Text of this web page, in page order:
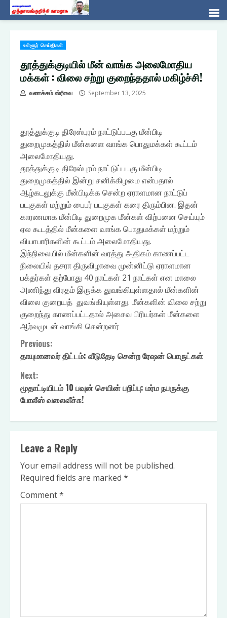
content
உள்ளூர் செய்திகள்
தூத்துக்குடியில் மீன் வாங்க அலைமோதிய
மக்கள் : விலை சற்று குறைந்ததால் மகிழ்ச்சி!
வணக்கம் ஸ்ரீவை September 13, 2025
தூத்துக்குடி திரேஸ்புரம் நாட்டுப்படகு மீன்பிடி
துறைமுகத்தில் மீன்களை வாங்க பொதுமக்கள் கூட்டம்
அலைமோதியது.
தூத்துக்குடி திரேஸ்புரம் நாட்டுப்படகு மீன்பிடி
துறைமுகத்தில் இன்று சனிக்கிழமை என்பதால்
ஆழ்கடலுக்கு மீன்பிடிக்க சென்ற ஏராளமான நாட்டுப்
படகுகள் மற்றும் பைபர் படகுகள் கரை திரும்பின. இதன்
காரணமாக மீன்பிடி துறைமுக மீன்கள் விற்பனை செய்யும்
ஏல கூடத்தில் மீன்களை வாங்க பொதுமக்கள் மற்றும்
வியாபாரிகளின் கூட்டம் அலைமோதியது.
இந்நிலையில் மீன்களின் வரத்து அதிகம் காணப்பட்ட
நிலையில் தசரா திருவிழாவை முன்னிட்டு ஏராளமான
பக்தர்கள் தற்போது 40 நாட்கள் 21 நாட்கள் என மாலை
அணிந்து விரதம் இருக்க துவங்கியுள்ளதால் மீன்களின்
விலை குறையத் துவங்கியுள்ளது. மீன்களின் விலை சற்று
குறைந்து காணப்பட்டதால் அசைவ பிரியர்கள் மீன்களை
ஆர்வமுடன் வாங்கி சென்றனர்
Continue
Reading
Previous:
தாயுமானவர் திட்டம்: வீடுதேடி சென்ற ரேஷன் பொருட்கள்
Next:
மூதாட்டியிடம் 10 பவுன் செயின் பறிப்பு: மர்ம நபருக்கு
போலீஸ் வலைவீச்சு!
Leave a Reply
Your email address will not be published.
Required fields are marked *
Comment*